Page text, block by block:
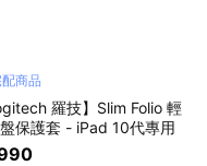
商品
羅技】Slim Folio 輕
保護套 - iPad 10代專用